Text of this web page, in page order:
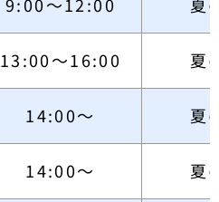
13:00～16:00
夏
14:00～
夏
14:00～
夏